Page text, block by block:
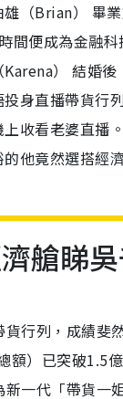
雄（Brian） 畢
間便成為金融
） 結婚後
身直播帶貨行
收看老婆直播
他竟然選搭經
艙睇
行列，成績斐
額）已突破1.5
一代「帶貨一